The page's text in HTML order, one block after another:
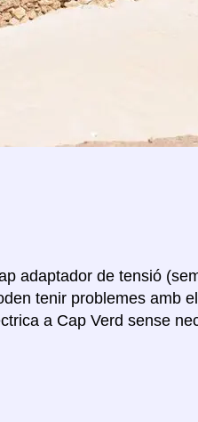
adaptador de tensió
tenir problemes amb
a Cap Verd sense